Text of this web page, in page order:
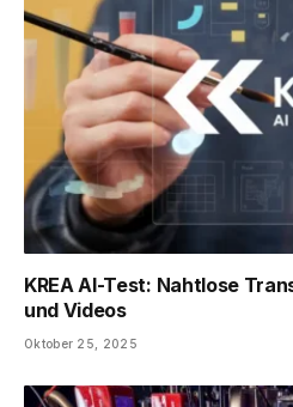
KREA AI-Test: Nahtlose
und Videos
Oktober 25, 2025